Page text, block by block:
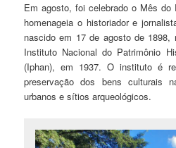
Em agosto, foi celebrado o Mês
homenageia o historiador e
nascido em 17 de agosto de 1898,
Instituto Nacional do Patrimônio
(Iphan), em 1937. O instituto é
preservação dos bens culturais
urbanos e sítios arqueológicos.